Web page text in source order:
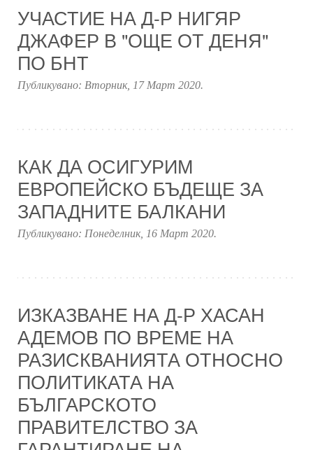
УЧАСТИЕ НА Д-Р НИГЯР
ДЖАФЕР В "ОЩЕ ОТ ДЕНЯ"
ПО БНТ
Публикувано: Вторник, 17 Март 2020.
КАК ДА ОСИГУРИМ
ЕВРОПЕЙСКО БЪДЕЩЕ ЗА
ЗАПАДНИТЕ БАЛКАНИ
Публикувано: Понеделник, 16 Март 2020.
ИЗКАЗВАНЕ НА Д-Р ХАСАН
АДЕМОВ ПО ВРЕМЕ НА
РАЗИСКВАНИЯТА ОТНОСНО
ПОЛИТИКАТА НА
БЪЛГАРСКОТО
ПРАВИТЕЛСТВО ЗА